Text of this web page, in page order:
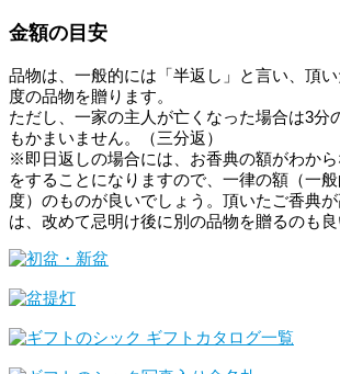
金額の目安
品物は、一般的には「半返し」と言い、頂
度の品物を贈ります。
ただし、一家の主人が亡くなった場合は3分
もかまいません。（三分返）
※即日返しの場合には、お香典の額がわか
をすることになりますので、一律の額（一
度）のものが良いでしょう。頂いたご香典
は、改めて忌明け後に別の品物を贈るのも良